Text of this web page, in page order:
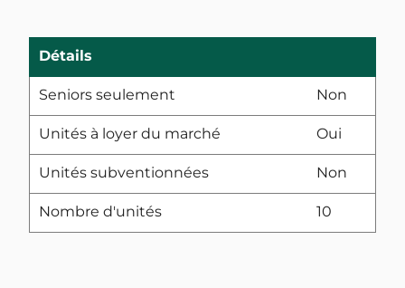
Détails
Seniors seulement Non
Unités à loyer du marché Oui
Unités subventionnées Non
Nombre d'unités 10